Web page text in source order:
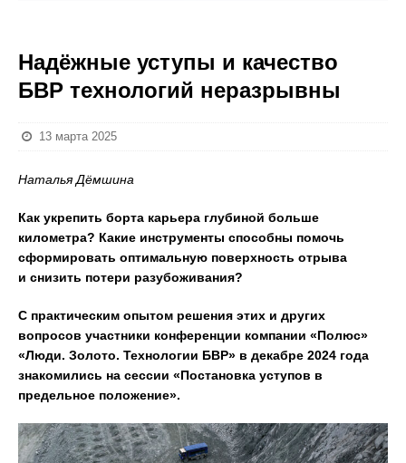
Надёжные уступы и качество
БВР технологий неразрывны
13 марта 2025
Наталья Дёмшина
Как укрепить борта карьера глубиной больше
километра? Какие инструменты способны помочь
сформировать оптимальную поверхность отрыва
и снизить потери разубоживания?
С практическим опытом решения этих и других
вопросов участники конференции компании «Полюс»
«Люди. Золото. Технологии БВР» в декабре 2024 года
знакомились на сессии «Постановка уступов в
предельное положение».